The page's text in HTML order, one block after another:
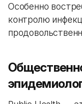
Особенно
контролю